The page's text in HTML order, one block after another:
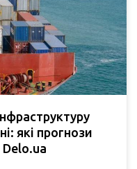
які прогнози